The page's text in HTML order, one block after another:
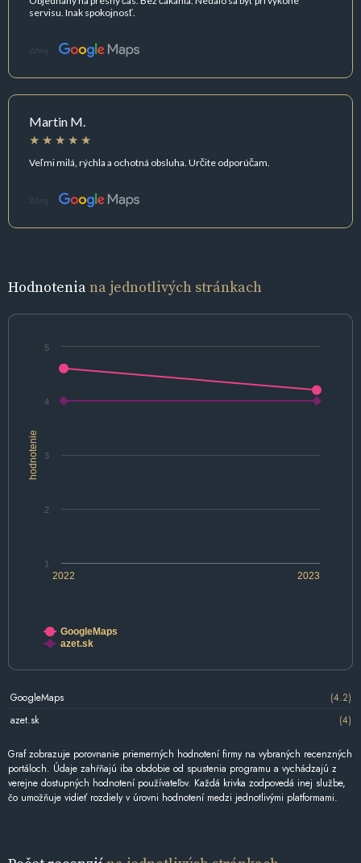
servisu. Inak spokojnosť.
Zdroj:
Martin M.
Veľmi milá, rýchla a ochotná obsluha. Určite odporúčam.
Zdroj:
Hodnoteniana jednotlivých stránkach
hodnotenie
2022 2023
1
2
3
4
5
GoogleMaps
azet.sk
GoogleMaps
(4.2)
azet.sk
(4)
Graf zobrazuje porovnanie priemerných hodnotení firmy na vybraných recenzných
portáloch. Údaje zahŕňajú iba obdobie od spustenia programu a vychádzajú z
verejne dostupných hodnotení používateľov. Každá krivka zodpovedá inej službe,
čo umožňuje vidieť rozdiely v úrovni hodnotení medzi jednotlivými platformami.